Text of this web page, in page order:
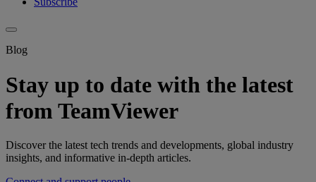
Blog
Stay up to date with the latest
from TeamViewer
Discover the latest tech trends and developments, global industry
insights, and informative in-depth articles.